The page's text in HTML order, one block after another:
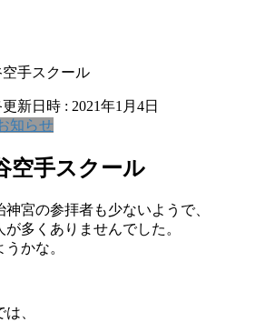
手スクール
新日時 : 2021年1月4日
知らせ
空手スクール
宮の参拝者も少ないようで、
多くありませんでした。
かな。
、